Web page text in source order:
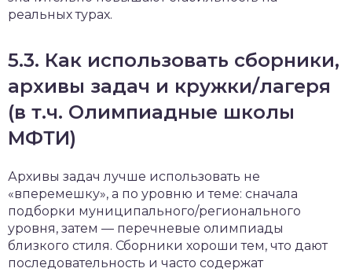
реальных турах.
5.3. Как использовать сборники,
архивы задач и кружки/лагеря
(в т.ч. Олимпиадные школы
МФТИ)
Архивы задач лучше использовать не
«вперемешку», а по уровню и теме: сначала
подборки муниципального/регионального
уровня, затем — перечневые олимпиады
близкого стиля. Сборники хороши тем, что дают
последовательность и часто содержат